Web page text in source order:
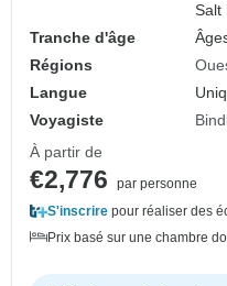
Salt
Tranche d'âge
Régions
Langue
Voyagiste
À partir de
€2,776
par personne
S'inscrire pour réaliser des
Prix basé sur une chambre